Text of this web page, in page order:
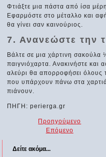
Φτιάξτε μια πάστα από ίσα μέρη
Εφαρμόστε στο μέταλλο και
θα γίνει σαν καινούριος.
7. Ανανεώστε την
Βάλτε σε μια χάρτινη σακούλα ¼
παιγνιόχαρτα. Ανακινήστε
αλεύρι θα απορροφήσει όλους
που υπάρχουν πάνω στα
πιάνουν.
ΠΗΓΗ: perierga.gr
Προηγούμενο
Επόμενο
Δείτε ακόμα...